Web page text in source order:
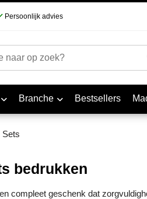
Persoonlijk advies
Branche Bestsellers
Sets
bedrukken
compleet geschenk dat